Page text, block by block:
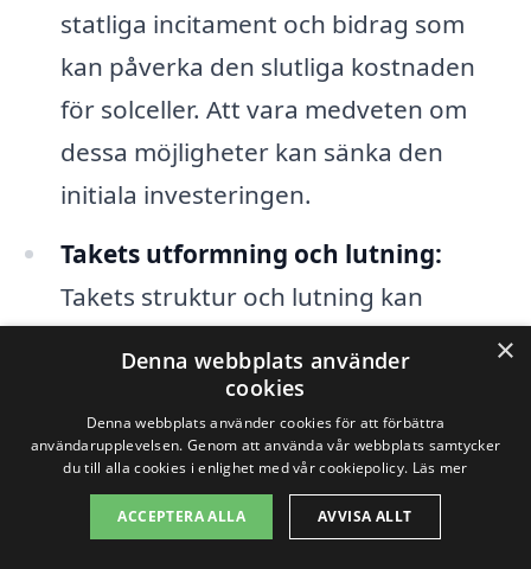
statliga incitament och bidrag som
kan påverka den slutliga kostnaden
för solceller. Att vara medveten om
dessa möjligheter kan sänka den
initiala investeringen.
Takets utformning och lutning:
Takets struktur och lutning kan
som kan installeras och deras
effektivitet. Ett bra tak kan öka den
energi som produceras och därmed
ge bättre avkastning på
×
Denna webbplats använder
cookies
Denna webbplats använder cookies för att förbättra
användarupplevelsen. Genom att använda vår webbplats samtycker
du till alla cookies i enlighet med vår cookiepolicy. Läs mer
ACCEPTERA ALLA AVVISA ALLT